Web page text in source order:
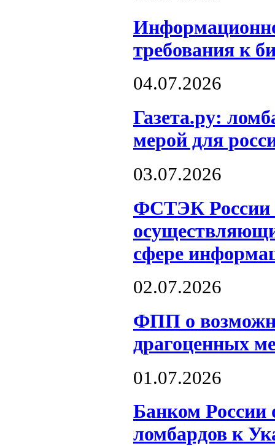
требования к
04.07.2026
Газета.ру:
мерой для
03.07.2026
ФСТЭК России
сфере
02.07.2026
ФПП о
драгоценных
01.07.2026
Банком России
ломбардов к